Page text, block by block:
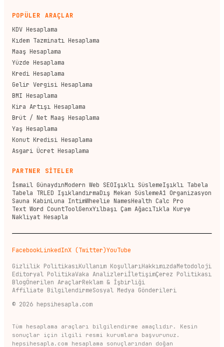
POPÜLER ARAÇLAR
KDV Hesaplama
Kıdem Tazminatı Hesaplama
Maaş Hesaplama
Yüzde Hesaplama
Kredi Hesaplama
Gelir Vergisi Hesaplama
BMI Hesaplama
Kira Artışı Hesaplama
Brüt / Net Maaş Hesaplama
Yaş Hesaplama
Konut Kredisi Hesaplama
Asgari Ücret Hesaplama
PARTNER SİTELER
İsmail GünaydınModern Web SEOIşıklı SüslemeIşıklı Tabela
Tabela TRLED IşıklandırmaDış Mekan SüslemeA1 Organizasyon
Sauna KabinLuna IntimWheelie NamesHealth Calc Pro
Text Word CountToolGenxYılbaşı Çam AğacıTıkla Kurye
Nakliyat Hesapla
FacebookLinkedInX (Twitter)YouTube
Gizlilik PolitikasıKullanım KoşullarıHakkımızdaMetodoloji
Editoryal PolitikaVaka AnalizleriİletişimÇerez Politikası
BlogÖnerilen AraçlarReklam & İşbirliği
Affiliate BilgilendirmeSosyal Medya Gönderileri
© 2026 hepsihesapla.com
Tüm hesaplama araçları bilgilendirme amaçlıdır. Kesin
sonuçlar için ilgili resmi kurumlara başvurunuz.
hepsihesapla.com hesaplama sonuçlarından doğan